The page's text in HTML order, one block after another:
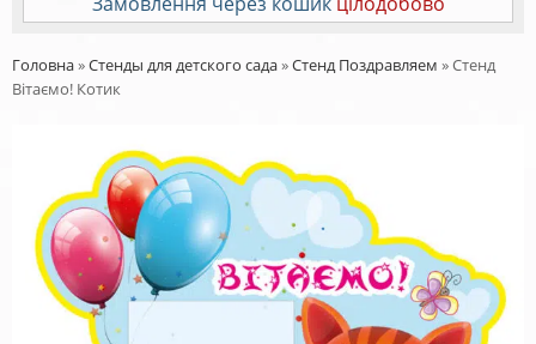
Головна»Стенды для детского сада»Стенд Поздравляем »Стенд
Вітаємо! Котик